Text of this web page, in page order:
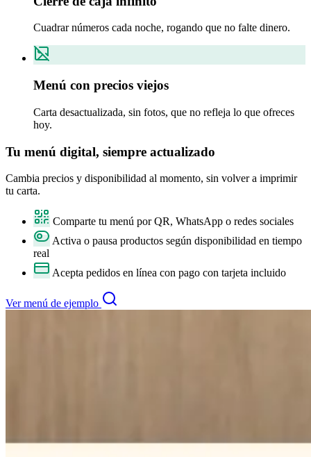
Cuadrar números cada noche, rogando que no falte dinero.
Menú con precios viejos
Carta desactualizada, sin fotos, que no refleja lo que ofreces
hoy.
Tu menú digital, siempre actualizado
Cambia precios y disponibilidad al momento, sin volver a imprimir
tu carta.
Comparte tu menú por QR, WhatsApp o redes sociales
Activa o pausa productos según disponibilidad en tiempo
real
Acepta pedidos en línea con pago con tarjeta incluido
Ver menú de ejemplo